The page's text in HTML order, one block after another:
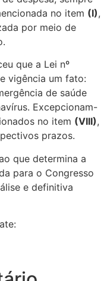
no item (I),
por meio de
que a Lei nº
vigência um fato:
de saúde
Excepcionam-
no item (VIII),
prazos.
que determina a
para o Congresso
e definitiva